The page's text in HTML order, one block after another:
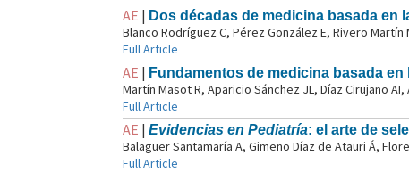
AE | Dos décadas de medicina basada
Blanco Rodríguez C, Pérez González E, Rivero Martín
Full Article
AE | Fundamentos de medicina basada
Martín Masot R, Aparicio Sánchez JL, Díaz Cirujano
Full Article
AE | Evidencias en Pediatría: el arte de
Balaguer Santamaría A, Gimeno Díaz de Atauri Á,
Full Article